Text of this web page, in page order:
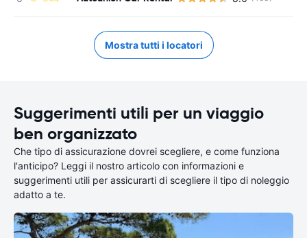
Mostra tutti i locatori
Suggerimenti utili per un viaggio
ben organizzato
Che tipo di assicurazione dovrei scegliere, e come funziona
l'anticipo? Leggi il nostro articolo con informazioni e
suggerimenti utili per assicurarti di scegliere il tipo di noleggio
adatto a te.